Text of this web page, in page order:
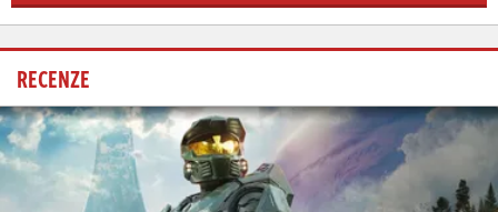
RECENZE